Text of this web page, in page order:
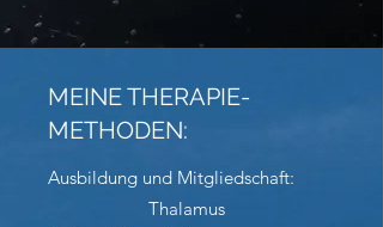
MEINE THERAPIE-
METHODEN:
Ausbildung und Mitgliedschaft:
Thalamus